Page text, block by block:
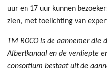
uur en 17 uur kunnen
zien, met toelichting van
TM ROCO is de aannemer die
Albertkanaal en de verdiepte
consortium bestaat uit de